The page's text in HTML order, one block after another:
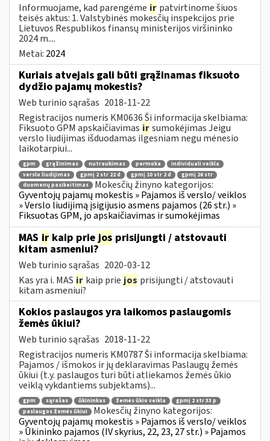
Informuojame, kad parengėme ir patvirtinome šiuos
teisės aktus: 1. Valstybinės mokesčių inspekcijos prie
Lietuvos Respublikos finansų ministerijos viršininko
2024 m....
Metai: 2024
Kuriais atvejais gali būti grąžinamas fiksuoto
dydžio pajamų mokestis?
Web turinio sąrašas 2018-11-22
Registracijos numeris KM0636 Ši informacija skelbiama:
Fiksuoto GPM apskaičiavimas irsumokėjimas Jeigu
verslo liudijimas išduodamas ilgesniam negu mėnesio
laikotarpiui...
gpm grąžinimas nutraukimas permoka
individuali veikla
verslo liudijimas
gpmį 2 str 22 d gpmį 10 str 2 d
gpmį 26 str
duomenų pasikeitimas
Mokesčių žinyno kategorijos:
Gyventojų pajamų mokestis » Pajamos iš verslo/ veiklos
» Verslo liudijimą įsigijusio asmens pajamos (26 str.) »
Fiksuotas GPM, jo apskaičiavimas ir sumokėjimas
MAS ir kaip prie jos prisijungti / atstovauti
kitam asmeniui?
Web turinio sąrašas 2020-03-12
Kas yra i. MAS ir kaip prie jos prisijungti / atstovauti
kitam asmeniui?
Kokios paslaugos yra laikomos paslaugomis
žemės ūkiui?
Web turinio sąrašas 2018-11-22
Registracijos numeris KM0787 Ši informacija skelbiama:
Pajamos / išmokos ir jų deklaravimas Paslaugų žemės
ūkiui (t.y. paslaugos turi būti atliekamos žemės ūkio
veiklą vykdantiems subjektams)...
gpm sąrašas ūkininkas žemės ūkio veikla
gpmį 2 str 33 p
paslaugos žemės ūkiui
Mokesčių žinyno kategorijos:
Gyventojų pajamų mokestis » Pajamos iš verslo/ veiklos
» Ūkininko pajamos (IV skyrius, 22, 23, 27 str.) » Pajamos